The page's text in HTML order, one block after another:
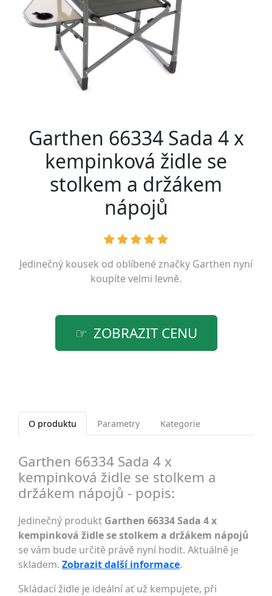
Garthen 66334 Sada 4 x
kempinková židle se
stolkem a držákem
nápojů
Jedinečný kousek od oblíbené značky Garthen nyní
koupíte velmi levně.
ZOBRAZIT CENU
O produktu Parametry Kategorie
Garthen 66334 Sada 4 x
kempinková židle se stolkem a
držákem nápojů - popis:
Jedinečný produkt Garthen 66334 Sada 4 x
kempinková židle se stolkem a držákem nápojů
se vám bude určitě právě nyní hodit. Aktuálně je
skladem. Zobrazit další informace.
Skládací židle je ideální ať už kempujete, při